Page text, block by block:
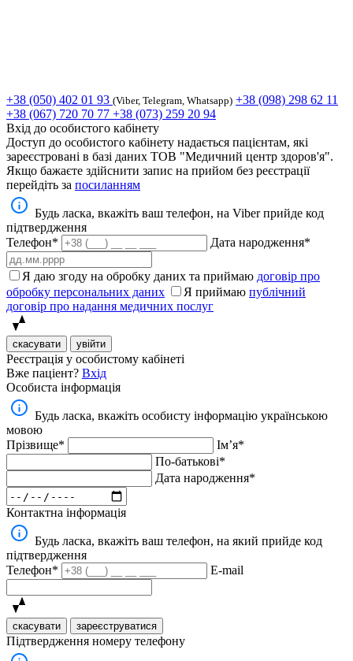
+38 (050) 402 01 93 (Viber, Telegram, Whatsapp) +38 (098) 298 62 11
+38 (067) 720 70 77 +38 (073) 259 20 94
Вхід до особистого кабінету
Доступ до особистого кабінету надається пацієнтам, які
зареєстровані в базі даних ТОВ "Медичний центр здоров'я".
Якщо бажаєте здійснити запис на прийом без реєстрації
перейдіть за посиланням
Будь ласка, вкажіть ваш телефон, на Viber прийде код
підтвердження
Телефон*
Дата народження*
Я даю згоду на обробку даних та приймаю договір про
обробку персональних даних
Я приймаю публічний
договір про надання медичних послуг
скасувати увійти
Реєстрація у особистому кабінеті
Вже паціент? Вхід
Особиста інформація
Будь ласка, вкажіть особисту інформацію українською
мовою
Прізвище*
Імʼя*
По-батькові*
Дата народження*
Контактна інформація
Будь ласка, вкажіть ваш телефон, на який прийде код
підтвердження
Телефон*
E-mail
скасувати зареєструватися
Підтвердження номеру телефону